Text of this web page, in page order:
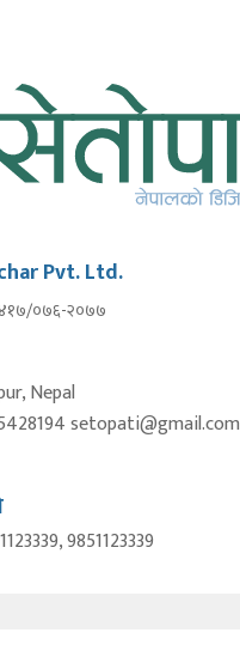
Pvt. Ltd.
१४१७/०७६-२०७७
Nepal
setopati@gmail.com
9851123339